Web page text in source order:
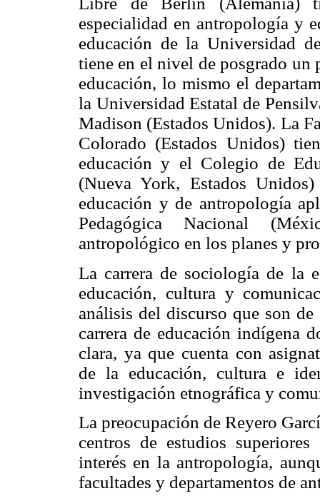
especialidad en antropología y
educación de la Universidad
tiene en el nivel de posgrado
educación, lo mismo el
la Universidad Estatal de
Madison (Estados Unidos). La
Colorado (Estados Unidos)
educación y el Colegio de
(Nueva York, Estados
educación y de antropología
Pedagógica Nacional
antropológico en los planes y
La carrera de sociología de la
educación, cultura y
análisis del discurso que son
carrera de educación indígena
clara, ya que cuenta con
de la educación, cultura e
investigación etnográfica y
La preocupación de Reyero
centros de estudios
interés en la antropología,
facultades y departamentos de